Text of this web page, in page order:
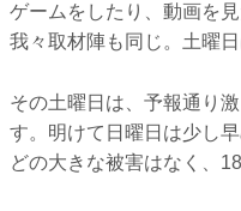
ゲームをしたり、動画を
我々取材陣も同じ。土曜
その土曜日は、予報通り
す。明けて日曜日は少し
どの大きな被害はなく、